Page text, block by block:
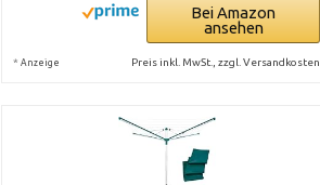
Bei Amazon
ansehen
* Anzeige Preis inkl. MwSt., zzgl. Versandkosten